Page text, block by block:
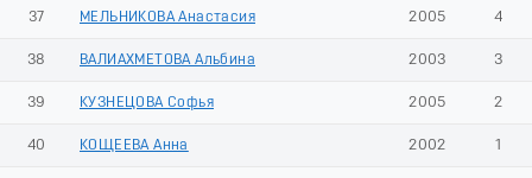
37 МЕЛЬНИКОВА Анастасия 2005 4
38 ВАЛИАХМЕТОВА Альбина 2003 3
39 КУЗНЕЦОВА Софья 2005 2
40 КОЩЕЕВА Анна 2002 1